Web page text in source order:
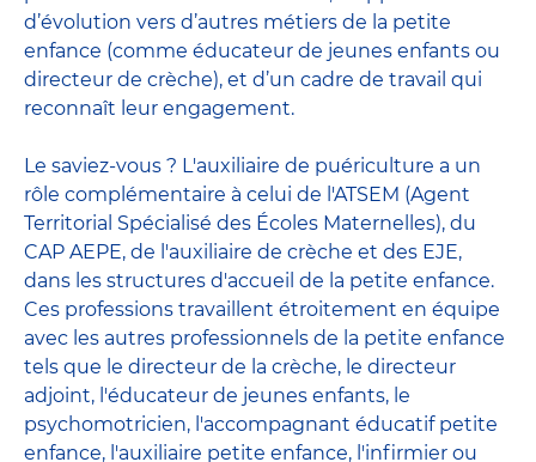
d’évolution vers d’autres métiers de la petite
enfance (comme éducateur de jeunes enfants ou
directeur de crèche), et d’un cadre de travail qui
reconnaît leur engagement.
Le saviez-vous ? L'auxiliaire de puériculture a un
rôle complémentaire à celui de l'ATSEM (Agent
Territorial Spécialisé des Écoles Maternelles), du
CAP AEPE, de l'auxiliaire de crèche et des EJE,
dans les structures d'accueil de la petite enfance.
Ces professions travaillent étroitement en équipe
avec les autres professionnels de la petite enfance
tels que le directeur de la crèche, le directeur
adjoint, l'éducateur de jeunes enfants, le
psychomotricien, l'accompagnant éducatif petite
enfance, l'auxiliaire petite enfance, l'infirmier ou